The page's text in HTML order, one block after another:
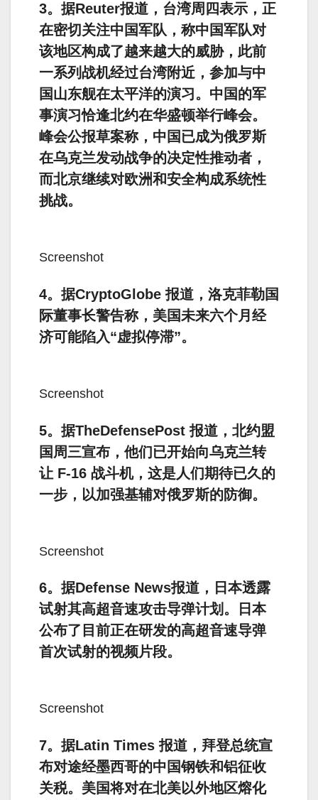
3。据Reuter报道，台湾周四表示，正
在密切关注中国军队，称中国军队对
该地区构成了越来越大的威胁，此前
一系列战机经过台湾附近，参加与中
国山东舰在太平洋的演习。中国的军
事演习恰逢北约在华盛顿举行峰会。
峰会公报草案称，中国已成为俄罗斯
在乌克兰发动战争的决定性推动者，
而北京继续对欧洲和安全构成系统性
挑战。
Screenshot
4。据CryptoGlobe 报道，洛克菲勒国
际董事长警告称，美国未来六个月经
济可能陷入“虚拟停滞”。
Screenshot
5。据TheDefensePost 报道，北约盟
国周三宣布，他们已开始向乌克兰转
让 F-16 战斗机，这是人们期待已久的
一步，以加强基辅对俄罗斯的防御。
Screenshot
6。据Defense News报道，日本透露
试射其高超音速攻击导弹计划。日本
公布了目前正在研发的高超音速导弹
首次试射的视频片段。
Screenshot
7。据Latin Times 报道，拜登总统宣
布对途经墨西哥的中国钢铁和铝征收
关税。美国将对在北美以外地区熔化